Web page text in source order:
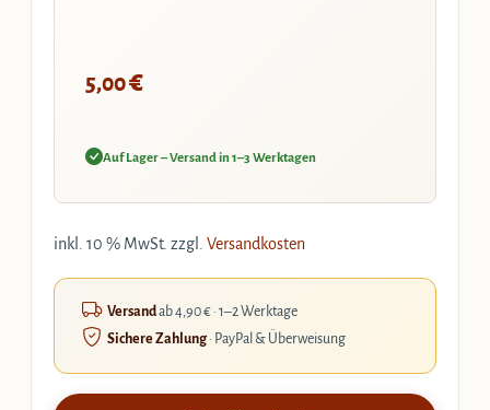
5,00€
Auf Lager – Versand in 1–3 Werktagen
inkl. 10 % MwSt. zzgl. Versandkosten
Versandab 4,90 € · 1–2 Werktage
Sichere Zahlung· PayPal & Überweisung